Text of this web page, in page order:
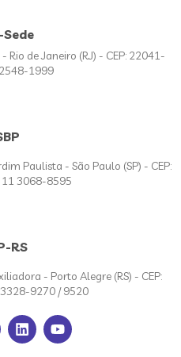
Sede
Rio de Janeiro (RJ) - CEP: 22041-
1999
Paulista - São Paulo (SP) - CEP:
3068-8595
RS
- Porto Alegre (RS) - CEP:
9270 / 9520